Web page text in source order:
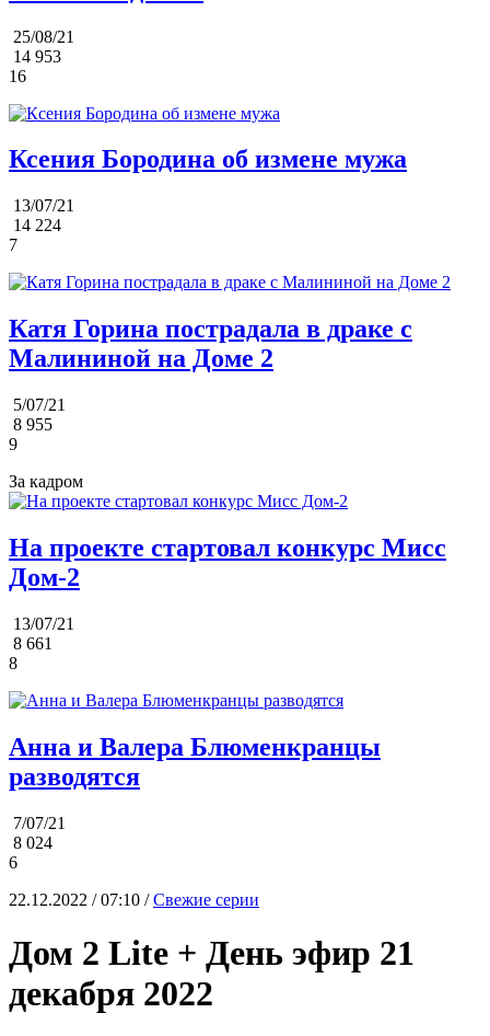
25/08/21
14 953
16
Ксения Бородина об измене мужа
13/07/21
14 224
7
Катя Горина пострадала в драке с
Малининой на Доме 2
5/07/21
8 955
9
За кадром
На проекте стартовал конкурс Мисс
Дом-2
13/07/21
8 661
8
Анна и Валера Блюменкранцы
разводятся
7/07/21
8 024
6
22.12.2022 / 07:10 /Свежие серии
Дом 2 Lite + День эфир 21
декабря 2022